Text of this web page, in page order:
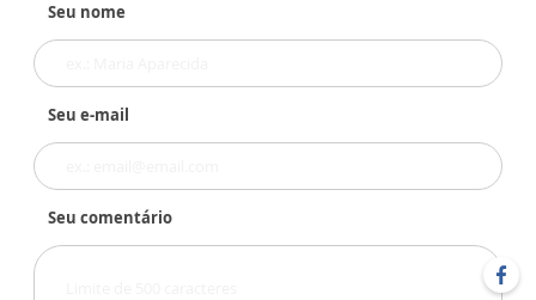
Seu nome
Seu e-mail
Seu comentário